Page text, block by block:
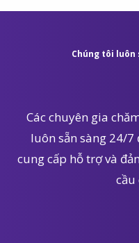
Chúng tôi luôn
Các chuyên gia
luôn sẵn sàng 24/
cung cấp hỗ trợ và
cầu